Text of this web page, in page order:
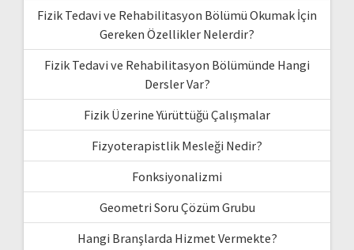
Fizik Tedavi ve Rehabilitasyon Bölümü Okumak İçin
Gereken Özellikler Nelerdir?
Fizik Tedavi ve Rehabilitasyon Bölümünde Hangi
Dersler Var?
Fizik Üzerine Yürüttüğü Çalışmalar
Fizyoterapistlik Mesleği Nedir?
Fonksiyonalizmi
Geometri Soru Çözüm Grubu
Hangi Branşlarda Hizmet Vermekte?